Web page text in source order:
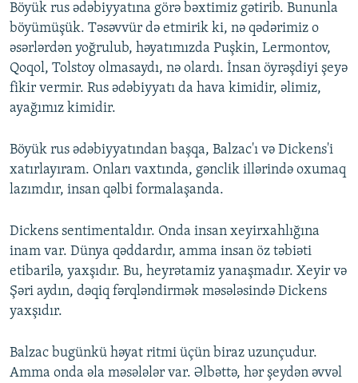
Böyük rus ədəbiyyatına görə bəxtimiz gətirib. Bununla
böyümüşük. Təsəvvür də etmirik ki, nə qədərimiz o
əsərlərdən yoğrulub, həyatımızda Puşkin, Lermontov,
Qoqol, Tolstoy olmasaydı, nə olardı. İnsan öyrəşdiyi şeyə
fikir vermir. Rus ədəbiyyatı da hava kimidir, əlimiz,
ayağımız kimidir.
Böyük rus ədəbiyyatından başqa, Balzac'ı və Dickens'i
xatırlayıram. Onları vaxtında, gənclik illərində oxumaq
lazımdır, insan qəlbi formalaşanda.
Dickens sentimentaldır. Onda insan xeyirxahlığına
inam var. Dünya qəddardır, amma insan öz təbiəti
etibarilə, yaxşıdır. Bu, heyrətamiz yanaşmadır. Xeyir və
Şəri aydın, dəqiq fərqləndirmək məsələsində Dickens
yaxşıdır.
Balzac bugünkü həyat ritmi üçün biraz uzunçudur.
Amma onda əla məsələlər var. Əlbəttə, hər şeydən əvvəl